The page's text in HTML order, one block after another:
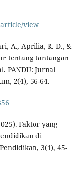
view
A., Aprilia, R. D., &
tentang tantangan
PANDU: Jurnal
2(4), 56-64.
Faktor yang
di
3(1), 45-